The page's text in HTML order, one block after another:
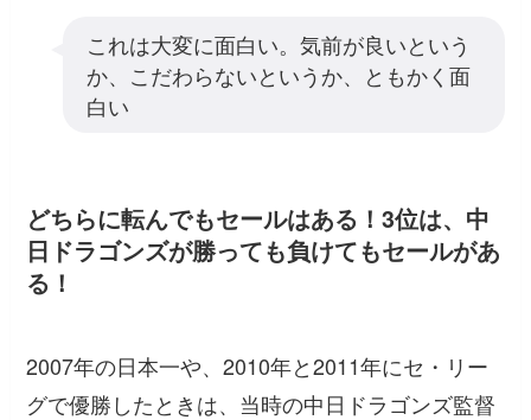
これは大変に面白い。気前が良いという
か、こだわらないというか、ともかく面
白い
どちらに転んでもセールはある！3位は、中
日ドラゴンズが勝っても負けてもセールがあ
る！
2007年の日本一や、2010年と2011年にセ・リー
グで優勝したときは、当時の中日ドラゴンズ監督